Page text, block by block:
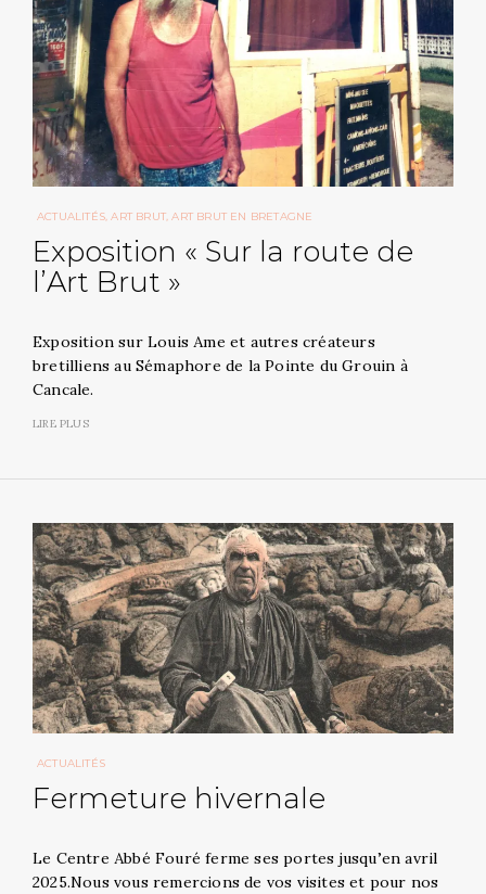
ACTUALITÉS ART BRUT ART BRUT EN BRETAGNE
Exposition « Sur la route de
l’Art Brut »
Exposition sur Louis Ame et autres créateurs
bretilliens au Sémaphore de la Pointe du Grouin à
Cancale.
LIRE PLUS
ACTUALITÉS
Fermeture hivernale
Le Centre Abbé Fouré ferme ses portes jusqu’en avril
2025.Nous vous remercions de vos visites et pour nos